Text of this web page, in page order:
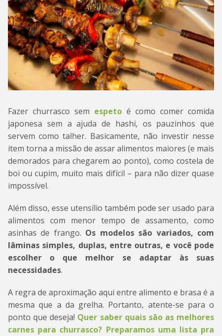
Fazer churrasco sem espeto é como comer comida
japonesa sem a ajuda de hashi, os pauzinhos que
servem como talher. Basicamente, não investir nesse
item torna a missão de assar alimentos maiores (e mais
demorados para chegarem ao ponto), como costela de
boi ou cupim, muito mais difícil – para não dizer quase
impossível.
Além disso, esse utensílio também pode ser usado para
alimentos com menor tempo de assamento, como
asinhas de frango. Os modelos são variados, com
lâminas simples, duplas, entre outras, e você pode
escolher o que melhor se adaptar às suas
necessidades.
A regra de aproximação aqui entre alimento e brasa é a
mesma que a da grelha. Portanto, atente-se para o
ponto que deseja! Quer saber quais são as melhores
carnes para churrasco? Preparamos uma lista pra